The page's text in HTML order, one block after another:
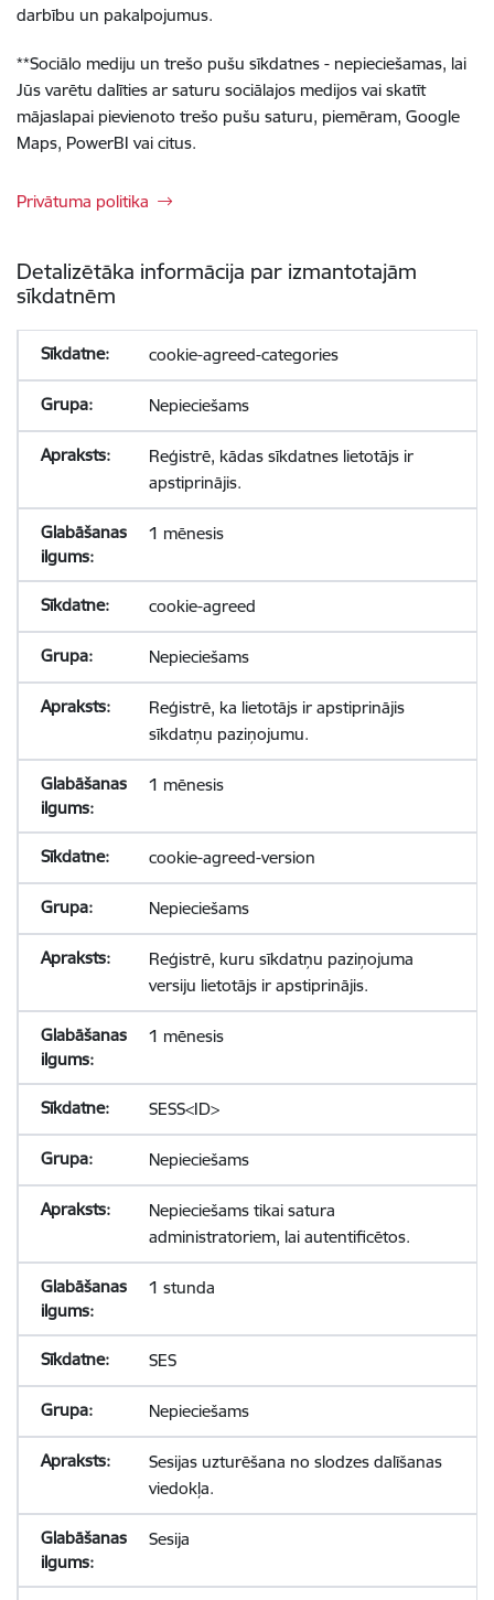
darbību un pakalpojumus.
**Sociālo mediju un trešo pušu sīkdatnes - nepieciešamas, lai
Jūs varētu dalīties ar saturu sociālajos medijos vai skatīt
mājaslapai pievienoto trešo pušu saturu, piemēram, Google
Maps, PowerBI vai citus.
Privātuma politika
Detalizētāka informācija par izmantotajām
sīkdatnēm
cookie-agreed-categories
Nepieciešams
Reģistrē, kādas sīkdatnes lietotājs ir
apstiprinājis.
1 mēnesis
cookie-agreed
Nepieciešams
Reģistrē, ka lietotājs ir apstiprinājis
sīkdatņu paziņojumu.
1 mēnesis
cookie-agreed-version
Nepieciešams
Reģistrē, kuru sīkdatņu paziņojuma
versiju lietotājs ir apstiprinājis.
1 mēnesis
SESS<ID>
Nepieciešams
Nepieciešams tikai satura
administratoriem, lai autentificētos.
1 stunda
SES
Nepieciešams
Sesijas uzturēšana no slodzes dalīšanas
viedokļa.
Sesija